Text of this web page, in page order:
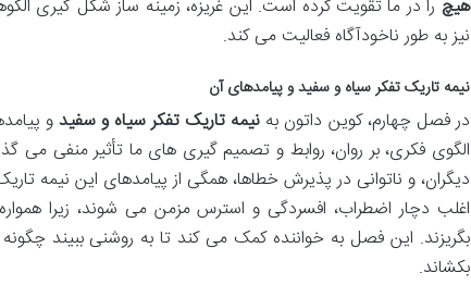
هیچ را در ما تقویت کرده است. این غریزه، زمینه ساز شکل گیری
نیز به طور ناخودآگاه فعالیت می کند.
نیمه تاریک تفکر سیاه و سفید و پیامدهای آن
در فصل چهارم، کوین داتون به نیمه تاریک تفکر سیاه و سفیدو
الگوی فکری، بر روان، روابط و تصمیم گیری های ما تأثیر منفی می
دیگران، و ناتوانی در پذیرش خطاها، همگی از پیامدهای این نیمه
اغلب دچار اضطراب، افسردگی و استرس مزمن می شوند، زیرا
بگریزند. این فصل به خواننده کمک می کند تا به روشنی ببیند
بکشاند.